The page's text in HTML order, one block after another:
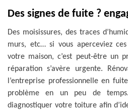
Des signes de fuite ?
Des moisissures, des traces
murs, etc… si vous aperceviez
votre maison, c’est peut-être un
réparation s’avère urgente.
l’entreprise professionnelle en
problème en un peu de
diagnostiquer votre toiture afin